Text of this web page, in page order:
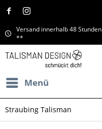
Versand innerhalb 48 Stunden
**
Menü
Straubing Talisman